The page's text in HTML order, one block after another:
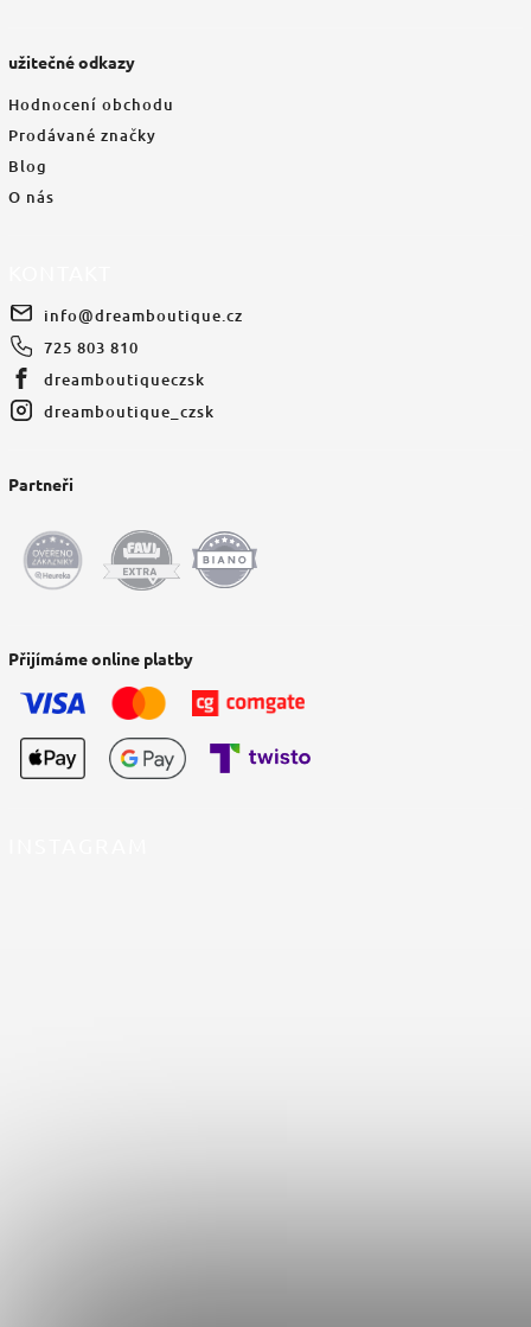
užitečné odkazy
Hodnocení obchodu
Prodávané značky
Blog
O nás
info@dreamboutique.cz
725 803 810
dreamboutiqueczsk
dreamboutique_czsk
Partneři
Přijímáme online platby